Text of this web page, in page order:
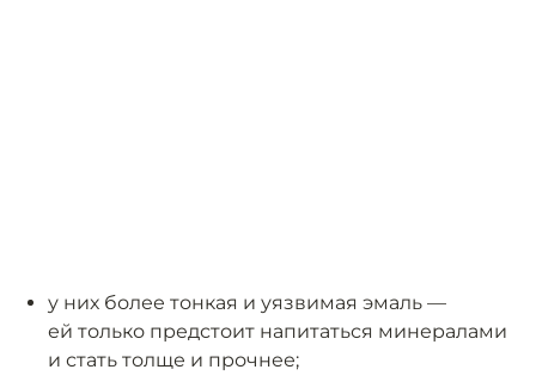
у них более тонкая и уязвимая эмаль —
ей только предстоит напитаться минералами
и стать толще и прочнее;